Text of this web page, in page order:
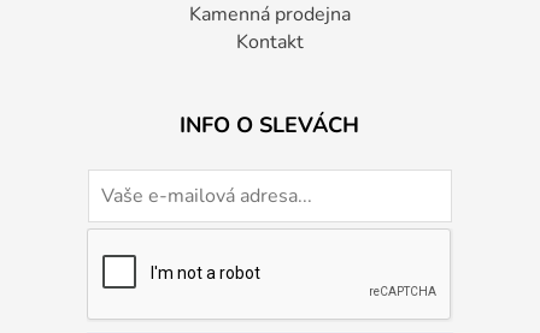
Kamenná prodejna
Kontakt
INFO O SLEVÁCH